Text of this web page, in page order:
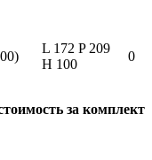
L 172 P 209
H 100
0
за комплект